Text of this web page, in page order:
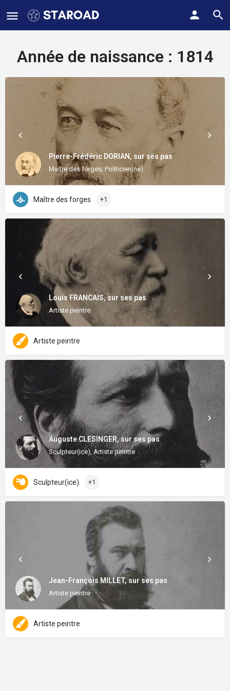
Année de naissance : 1814
Pierre-Frédéric DORIAN, sur ses pas
Maître des forges, Politicien(ne)
Maître des forges +1
Louis FRANCAIS, sur ses pas
Artiste peintre
Artiste peintre
Auguste CLESINGER, sur ses pas
Sculpteur(ice), Artiste peintre
Sculpteur(ice) +1
Jean-François MILLET, sur ses pas
Artiste peintre
Artiste peintre